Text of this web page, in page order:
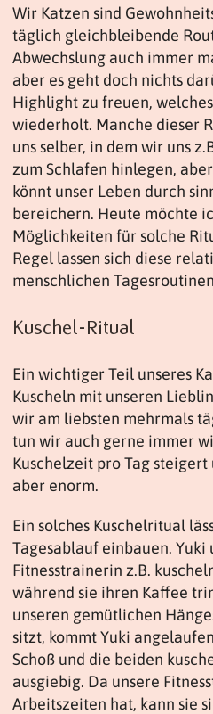
Wir Katzen sind
täglich gleichbleibende
Abwechslung auch immer
aber es geht doch nichts
Highlight zu freuen,
wiederholt. Manche dieser
uns selber, in dem wir uns
zum Schlafen hinlegen,
könnt unser Leben durch
bereichern. Heute möchte
Möglichkeiten für solche
Regel lassen sich diese
menschlichen
Kuschel-Ritual
Ein wichtiger Teil unseres
Kuscheln mit unseren
wir am liebsten mehrmals
tun wir auch gerne immer
Kuschelzeit pro Tag
aber enorm.
Ein solches Kuschelritual
Tagesablauf einbauen. Yuki
Fitnesstrainerin z.B.
während sie ihren Kaffee
unseren gemütlichen
sitzt, kommt Yuki
Schoß und die beiden
ausgiebig. Da unsere
Arbeitszeiten hat, kann sie